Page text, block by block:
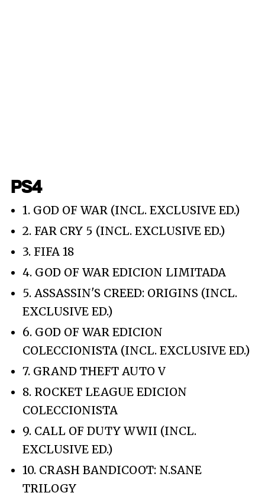
PS4
1. GOD OF WAR (INCL. EXCLUSIVE ED.)
2. FAR CRY 5 (INCL. EXCLUSIVE ED.)
3. FIFA 18
4. GOD OF WAR EDICION LIMITADA
5. ASSASSIN'S CREED: ORIGINS (INCL.
EXCLUSIVE ED.)
6. GOD OF WAR EDICION
COLECCIONISTA (INCL. EXCLUSIVE ED.)
7. GRAND THEFT AUTO V
8. ROCKET LEAGUE EDICION
COLECCIONISTA
9. CALL OF DUTY WWII (INCL.
EXCLUSIVE ED.)
10. CRASH BANDICOOT: N.SANE
TRILOGY